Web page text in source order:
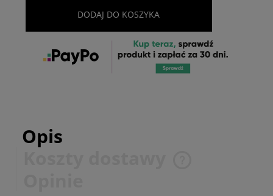
DODAJ DO KOSZYKA
Opis